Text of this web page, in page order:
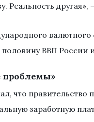
Реальность другая»,
валютного
половину ВВП России
проблемы»
что
заработную